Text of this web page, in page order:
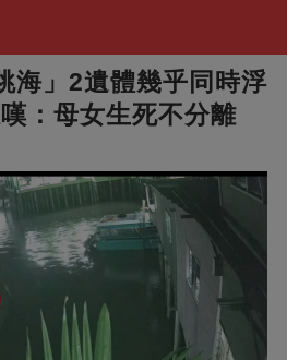
海」2遺體幾乎同時浮
：母女生死不分離